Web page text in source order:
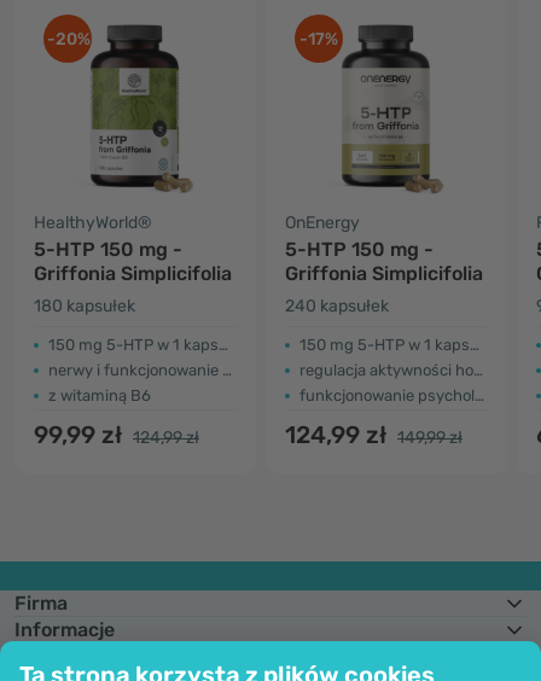
Ta strona korzysta z plików cookies
-20%
HealthyWorld®
5-HTP 150 mg -
Griffonia Simplicifolia
180 kapsułek
150 mg 5-HTP w 1 kapsułce
nerwy i funkcjonowanie psychiczne
z witaminą B6
99,99 zł 124,99 zł
-17%
OnEnergy
5-HTP 150 mg -
Griffonia Simplicifolia
240 kapsułek
150 mg 5-HTP w 1 kapsułce
regulacja aktywności hormonalnej
funkcjonowanie psychologiczne
124,99 zł 149,99 zł
Firma
Informacje